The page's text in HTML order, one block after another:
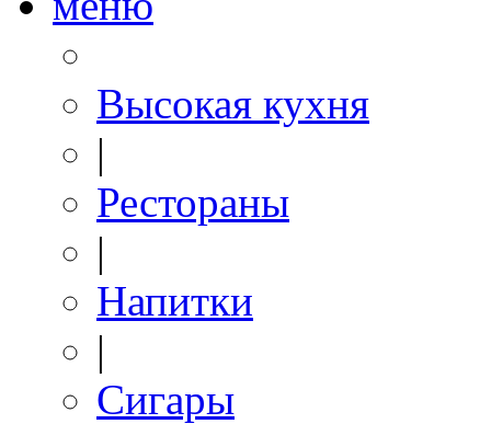
Высокая кухня
|
Рестораны
|
Напитки
|
Сигары